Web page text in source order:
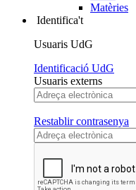
Matèries
Identifica't
Usuaris UdG
Identificació UdG
Usuaris externs
Restablir contrasenya